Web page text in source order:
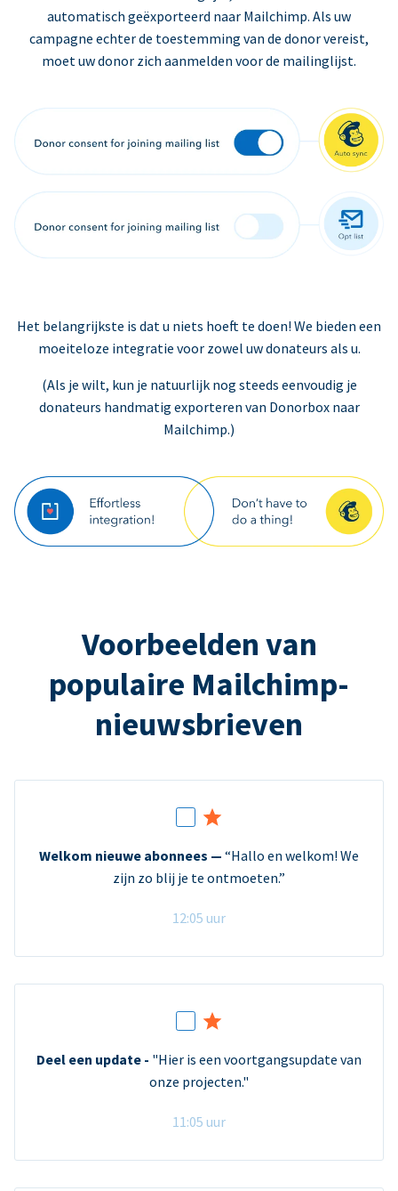
automatisch geëxporteerd naar Mailchimp. Als uw
campagne echter de toestemming van de donor vereist,
moet uw donor zich aanmelden voor de mailinglijst.
Het belangrijkste is dat u niets hoeft te doen! We bieden een
moeiteloze integratie voor zowel uw donateurs als u.
(Als je wilt, kun je natuurlijk nog steeds eenvoudig je
donateurs handmatig exporteren van Donorbox naar
Mailchimp.)
Voorbeelden van
populaire Mailchimp-
nieuwsbrieven
Welkom nieuwe abonnees — “Hallo en welkom! We
zijn zo blij je te ontmoeten.”
12:05 uur
Deel een update - "Hier is een voortgangsupdate van
onze projecten."
11:05 uur